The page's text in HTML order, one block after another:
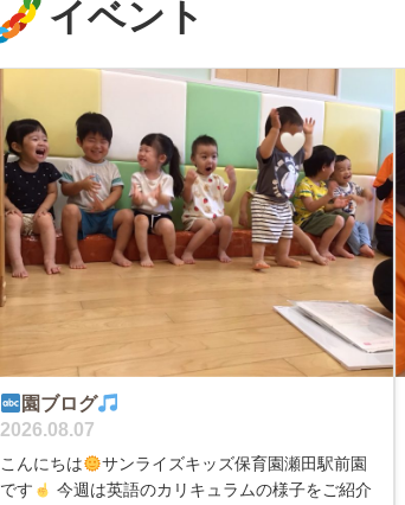
イベント
園ブログ
2026.08.07
こんにちは
サンライズキッズ保育園瀬田駅前園
です
今週は英語のカリキュラムの様子をご紹介